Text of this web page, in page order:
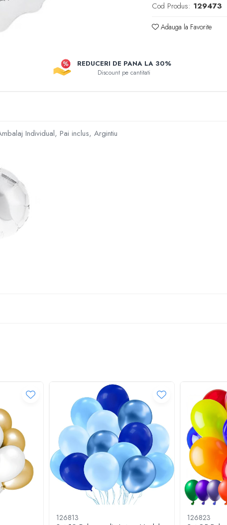
Cod Produs: 129473
Adauga la Favorite
REDUCERI DE PANA LA 30%
Discount pe cantitati
Individual, Pai inclus, Argintiu
fiecare ocazie!
un plus de magie și culoare la orice petrecere, aniversare,
pentru a crea o atmosfera de neuitat.
126813 126823